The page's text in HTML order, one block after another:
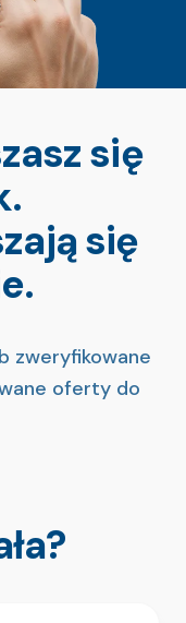
się
się
zweryfikowane
oferty do